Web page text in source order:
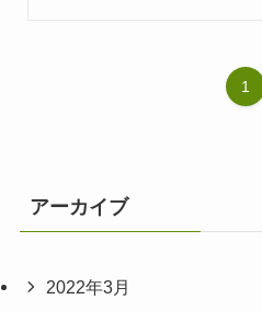
1
アーカイブ
2022年3月